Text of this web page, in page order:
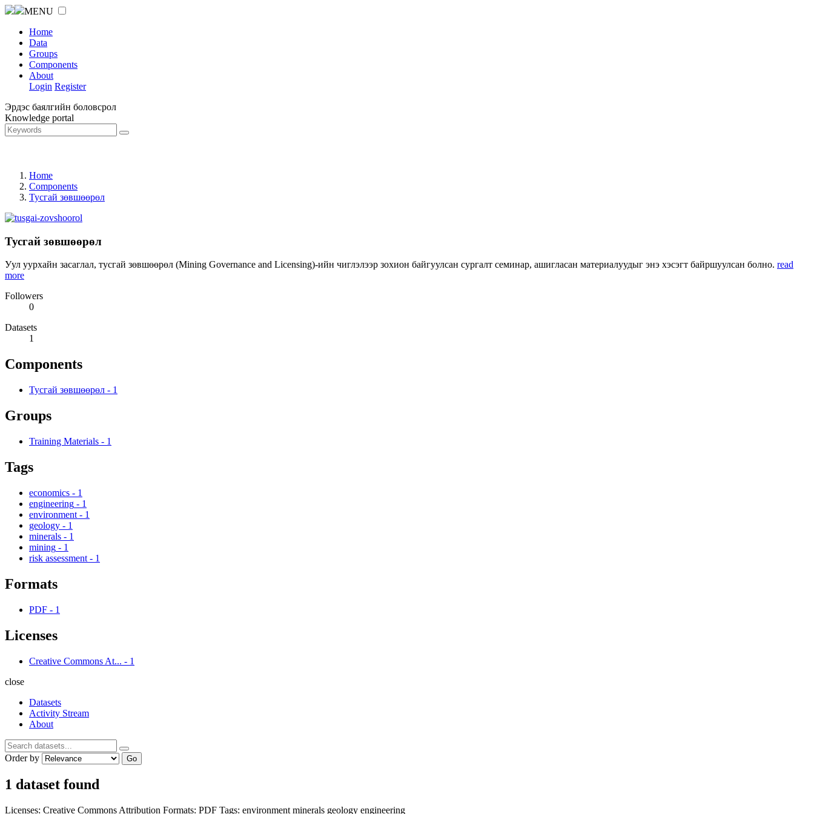
MENU
Home
Data
Groups
Components
About
Login Register
Эрдэс баялгийн боловсрол
Knowledge portal
Home
Components
Тусгай зөвшөөрөл
Тусгай зөвшөөрөл
Уул уурхайн засаглал, тусгай зөвшөөрөл (Mining Governance and Licensing)-ийн чиглэлээр зохион байгуулсан сургалт семинар, ашигласан материалуудыг энэ хэсэгт байршуулсан болно. read
more
Followers
0
Datasets
1
Components
Тусгай зөвшөөрөл - 1
Groups
Training Materials - 1
Tags
economics - 1
engineering - 1
environment - 1
geology - 1
minerals - 1
mining - 1
risk assessment - 1
Formats
PDF - 1
Licenses
Creative Commons At... - 1
close
Datasets
Activity Stream
About
Order by Go
1 dataset found
Licenses: Creative Commons Attribution Formats: PDF Tags: environment minerals geology engineering